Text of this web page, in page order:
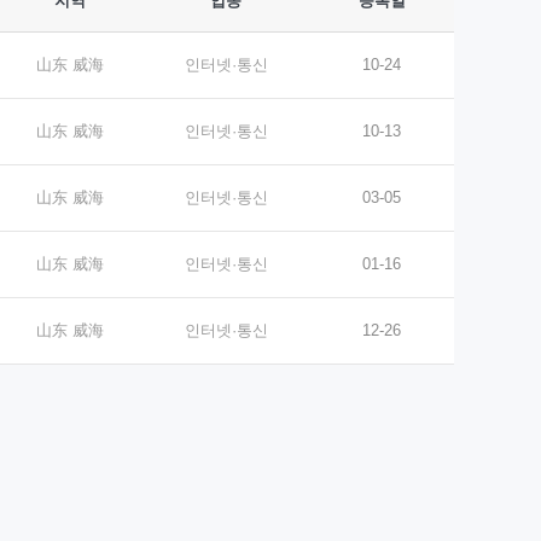
山东 威海 인터넷·통신 10-24
山东 威海 인터넷·통신 10-13
山东 威海 인터넷·통신 03-05
山东 威海 인터넷·통신 01-16
山东 威海 인터넷·통신 12-26